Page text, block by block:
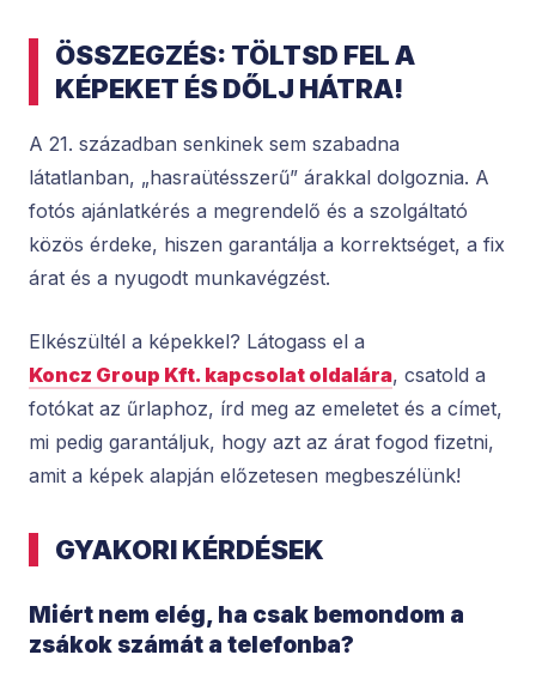
ÖSSZEGZÉS: TÖLTSD FEL A
KÉPEKET ÉS DŐLJ HÁTRA!
A 21. században senkinek sem szabadna
látatlanban, „hasraütésszerű” árakkal dolgoznia. A
fotós ajánlatkérés a megrendelő és a szolgáltató
közös érdeke, hiszen garantálja a korrektséget, a fix
árat és a nyugodt munkavégzést.
Elkészültél a képekkel? Látogass el a
Koncz Group Kft. kapcsolat oldalára, csatold a
fotókat az űrlaphoz, írd meg az emeletet és a címet,
mi pedig garantáljuk, hogy azt az árat fogod fizetni,
amit a képek alapján előzetesen megbeszélünk!
GYAKORI KÉRDÉSEK
Miért nem elég, ha csak bemondom a
zsákok számát a telefonba?